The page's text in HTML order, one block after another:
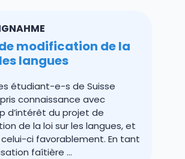
modification de la
langues
étudiant-e-s de Suisse
pris connaissance avec
d’intérêt du projet de
de la loi sur les langues, et
ci favorablement. En tant
faîtière ...